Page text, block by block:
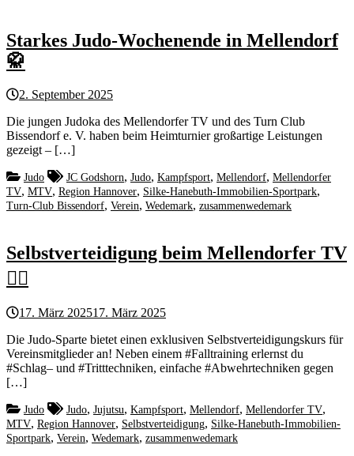
Starkes Judo-Wochenende in Mellendorf
🥋
2. September 2025
Die jungen Judoka des Mellendorfer TV und des Turn Club
Bissendorf e. V. haben beim Heimturnier großartige Leistungen
gezeigt – […]
Judo JC Godshorn, Judo, Kampfsport, Mellendorf, Mellendorfer
TV, MTV, Region Hannover, Silke-Hanebuth-Immobilien-Sportpark,
Turn-Club Bissendorf, Verein, Wedemark, zusammenwedemark
Selbstverteidigung beim Mellendorfer TV
🤼‍♂️
17. März 202517. März 2025
Die Judo-Sparte bietet einen exklusiven Selbstverteidigungskurs für
Vereinsmitglieder an! Neben einem #Falltraining erlernst du
#Schlag– und #Tritttechniken, einfache #Abwehrtechniken gegen
[…]
Judo Judo, Jujutsu, Kampfsport, Mellendorf, Mellendorfer TV,
MTV, Region Hannover, Selbstverteidigung, Silke-Hanebuth-Immobilien-
Sportpark, Verein, Wedemark, zusammenwedemark